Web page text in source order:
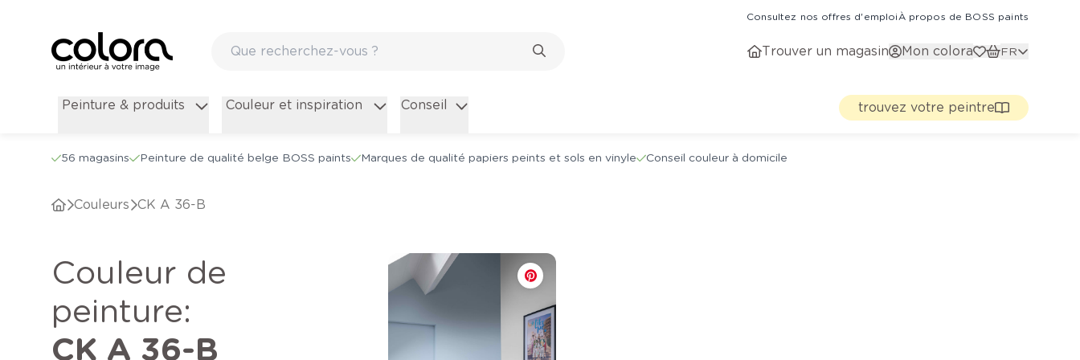
Consultez nos offres d'emploiÀ propos de BOSS paints
Trouver un magasin Mon colora FR
Peinture & produits Couleur et inspiration Conseil trouvez votre peintre
56 magasins Peinture de qualité belge BOSS paints Marques de qualité papiers peints et sols en vinyle Conseil couleur à domicile
Couleurs CK A 36-B
Couleur de
peinture:
CK A 36-B